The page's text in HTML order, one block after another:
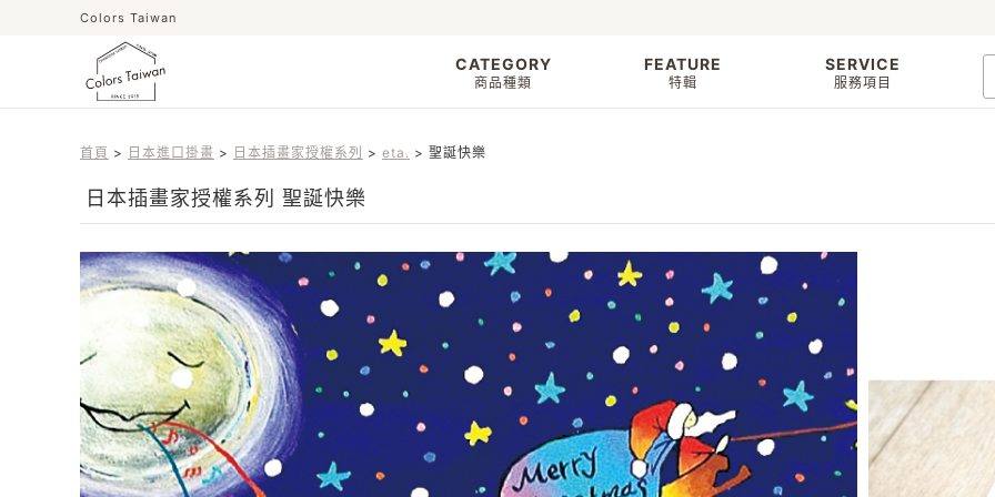
Colors Taiwan
CATEGORY
商品種類
FEATURE
特輯
SERVICE
服務項目
首頁 日本進口掛畫 日本插畫家授權系列 eta. 聖誕快樂
日本插畫家授權系列 聖誕快樂